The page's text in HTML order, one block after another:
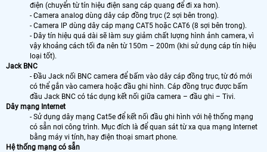
điện (chuyển từ tín hiệu điện sang cáp quang để đi xa hơn).
- Camera analog dùng dây cáp đồng trục (2 sợi bên trong).
- Camera IP dùng dây cáp mạng CAT5 hoặc CAT6 (8 sợi bên trong).
- Dây tín hiệu quá dài sẽ làm suy giảm chất lượng hình ảnh camera, vì
vậy khoảng cách tối đa nên từ 150m – 200m (khi sử dụng cáp tín hiệu
loại tốt).
Jack BNC
- Đầu Jack nối BNC camera để bấm vào dây cáp đồng trục, từ đó mới
có thể gắn vào camera hoặc đầu ghi hình. Cáp đồng trục được bấm
đầu Jack BNC có tác dụng kết nối giữa camera – đầu ghi – Tivi.
Dây mạng Internet
- Sử dụng dây mạng Cat5e để kết nối đầu ghi hình với hệ thống mạng
có sẵn nơi công trình. Mục đích là để quan sát từ xa qua mạng Internet
bằng máy vi tính, hay điện thoại smart phone.
Hệ thống mạng có sẵn